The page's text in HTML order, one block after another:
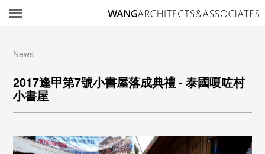
News
2017逢甲第7號小書屋落成典禮 - 泰國嗄咗村
小書屋